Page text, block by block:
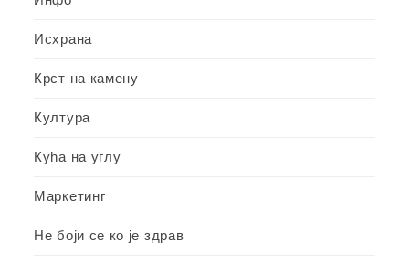
Исхрана
Крст на камену
Култура
Кућа на углу
Маркетинг
Не боји се ко је здрав